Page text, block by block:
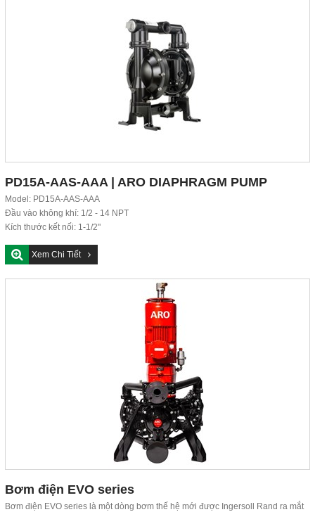
PD15A-AAS-AAA | ARO DIAPHRAGM PUMP
Model: PD15A-AAS-AAA
Đầu vào không khí: 1/2 - 14 NPT
Kích thước kết nối: 1-1/2"
Xem Chi Tiết
Bơm điện EVO series
Bơm điện EVO series là một dòng bơm thế hệ mới được Ingersoll Rand ra mắt